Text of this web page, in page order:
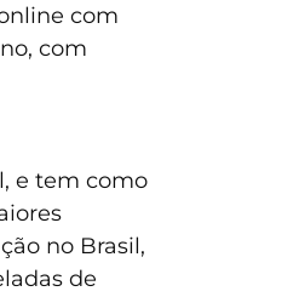
com
com
e tem como
no Brasil,
de